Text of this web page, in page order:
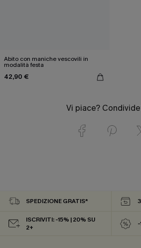
Abito con maniche vescovili in
modalità festa
42,90 €
Vi piace?
SPEDIZIONE GRATIS*
ISCRIVITI: -15% | 20% SU
2+
-